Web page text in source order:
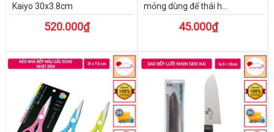
Kaiyo 30x3.8cm
520.000₫
mỏng dùng để thái h...
45.000₫